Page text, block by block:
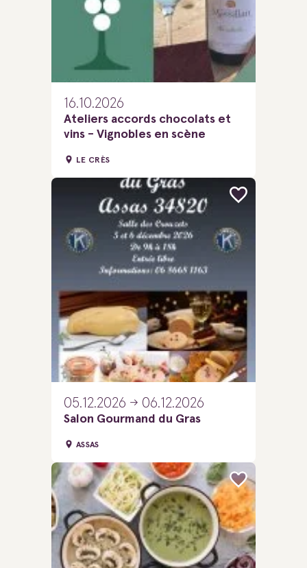
16.10.2026
Ateliers accords chocolats et
vins - Vignobles en scène
LE CRÈS
05.12.2026 06.12.2026
Salon Gourmand du Gras
ASSAS